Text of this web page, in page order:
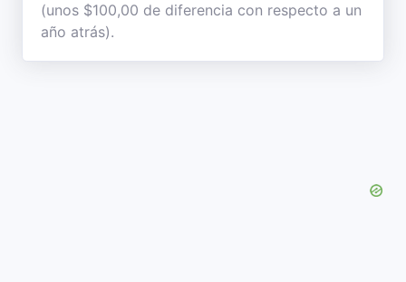
(unos $100,00 de diferencia con respecto a un
año atrás).